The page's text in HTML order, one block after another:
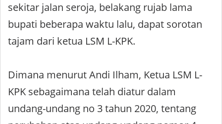
sekitar jalan seroja, belakang rujab lama
bupati beberapa waktu lalu, dapat sorotan
tajam dari ketua LSM L-KPK.
Dimana menurut Andi Ilham, Ketua LSM L-
KPK sebagaimana telah diatur dalam
undang-undang no 3 tahun 2020, tentang